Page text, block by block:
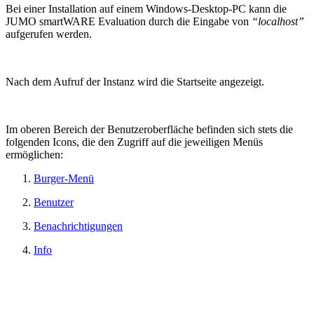
Bei einer Installation auf einem Windows-Desktop-PC kann die
JUMO smartWARE Evaluation durch die Eingabe von “localhost”
aufgerufen werden.
Nach dem Aufruf der Instanz wird die Startseite angezeigt.
Im oberen Bereich der Benutzeroberfläche befinden sich stets die
folgenden Icons, die den Zugriff auf die jeweiligen Menüs
ermöglichen:
Burger-Menü
Benutzer
Benachrichtigungen
Info